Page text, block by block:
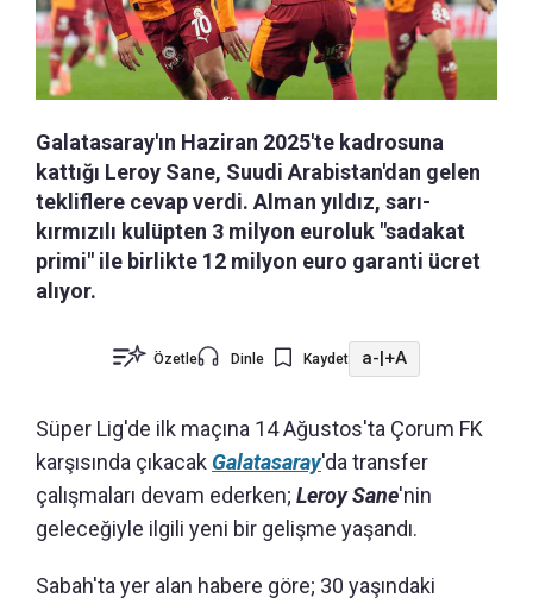
Galatasaray'ın Haziran 2025'te kadrosuna
kattığı Leroy Sane, Suudi Arabistan'dan gelen
tekliflere cevap verdi. Alman yıldız, sarı-
kırmızılı kulüpten 3 milyon euroluk "sadakat
primi" ile birlikte 12 milyon euro garanti ücret
alıyor.
Özetle Dinle Kaydet a-|+A
Süper Lig'de ilk maçına 14 Ağustos'ta Çorum FK
karşısında çıkacak Galatasaray'da transfer
çalışmaları devam ederken; Leroy Sane'nin
geleceğiyle ilgili yeni bir gelişme yaşandı.
Sabah'ta yer alan habere göre; 30 yaşındaki